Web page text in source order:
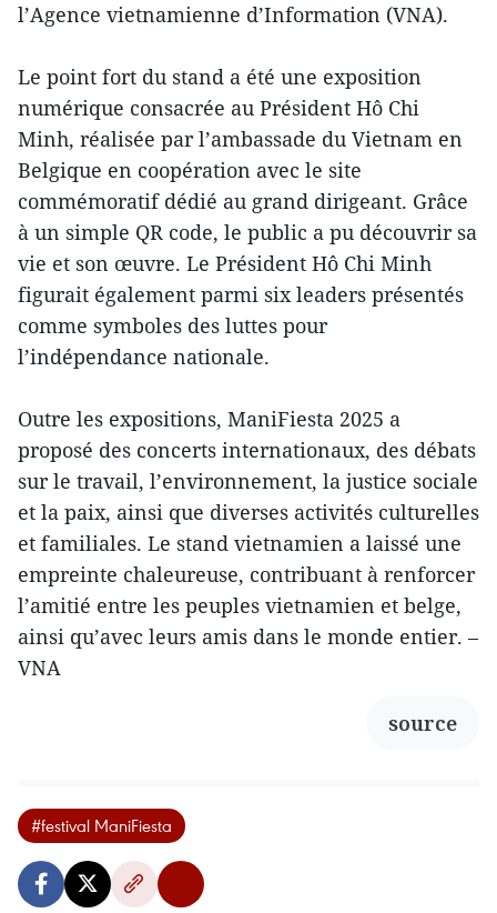
l’Agence vietnamienne d’Information (VNA).
Le point fort du stand a été une exposition
numérique consacrée au Président Hô Chi
Minh, réalisée par l’ambassade du Vietnam en
Belgique en coopération avec le site
commémoratif dédié au grand dirigeant. Grâce
à un simple QR code, le public a pu découvrir sa
vie et son œuvre. Le Président Hô Chi Minh
figurait également parmi six leaders présentés
comme symboles des luttes pour
l’indépendance nationale.
Outre les expositions, ManiFiesta 2025 a
proposé des concerts internationaux, des débats
sur le travail, l’environnement, la justice sociale
et la paix, ainsi que diverses activités culturelles
et familiales. Le stand vietnamien a laissé une
empreinte chaleureuse, contribuant à renforcer
l’amitié entre les peuples vietnamien et belge,
ainsi qu’avec leurs amis dans le monde entier. –
VNA
source
#festival ManiFiesta